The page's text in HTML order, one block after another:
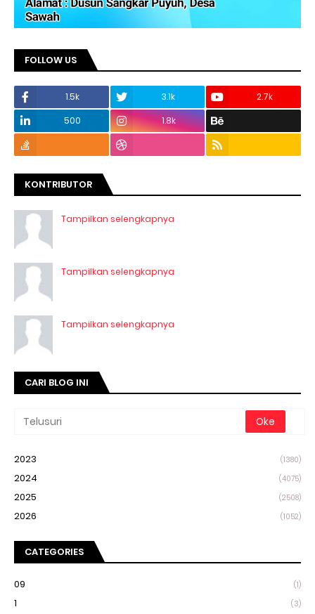
FOLLOW US
1.5k 3.1k
2.7k
500
1.8k
KONTRIBUTOR
Tampilkan selengkapnya
Tampilkan selengkapnya
Tampilkan selengkapnya
CARI BLOG INI
2023 (1380)
2024 (4075)
2025 (2508)
2026 (1052)
CATEGORIES
09 (1)
1 (3)